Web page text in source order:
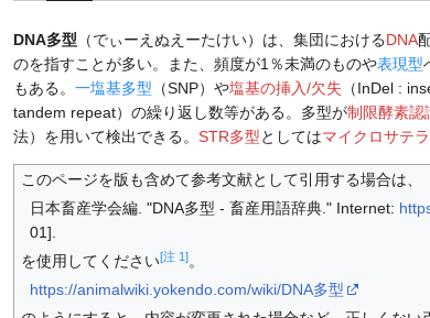
DNA多型 （でぃーえぬえーたけい）は、集団におけるDNA
のを指すことが多い。また、頻度が1％未満のものや表現型
もある。 一塩基多型 （SNP）や塩基の挿入/欠失 （InDel :
tandem repeat）の繰り返し数等がある。多型が制限酵素認
法）を用いて検出できる。 STR多型としてはマイクロサテ
このページを版も含めて参考文献として引用する場合は、
日本畜産学会編. "DNA多型 - 畜産用語辞典." Internet:
01].
を使用してください[注 1]。
https://animalwiki.yokendo.com/wiki/DNA多型